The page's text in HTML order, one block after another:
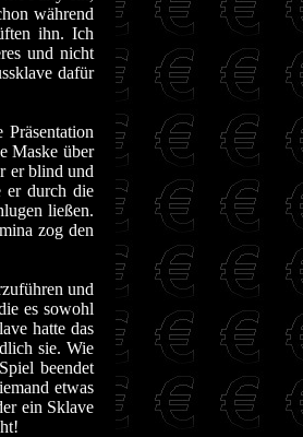
während
ihn. Ich
und nicht
dafür
Maske über
er blind und
er durch die
ließen.
zog den
und
es sowohl
hatte das
sie. Wie
beendet
etwas
ein Sklave